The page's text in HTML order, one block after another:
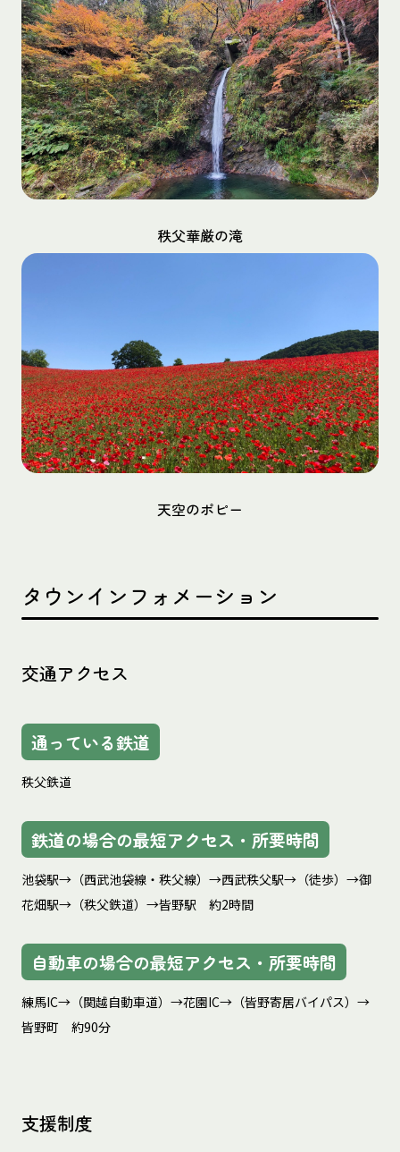
秩父華厳の滝
天空のポピー
タウンインフォメーション
交通アクセス
通っている鉄道
秩父鉄道
鉄道の場合の最短アクセス・所要時間
池袋駅→（西武池袋線・秩父線）→西武秩父駅→（徒歩）→御
花畑駅→（秩父鉄道）→皆野駅　約2時間
自動車の場合の最短アクセス・所要時間
練馬IC→（関越自動車道）→花園IC→（皆野寄居バイパス）→
皆野町　約90分
支援制度